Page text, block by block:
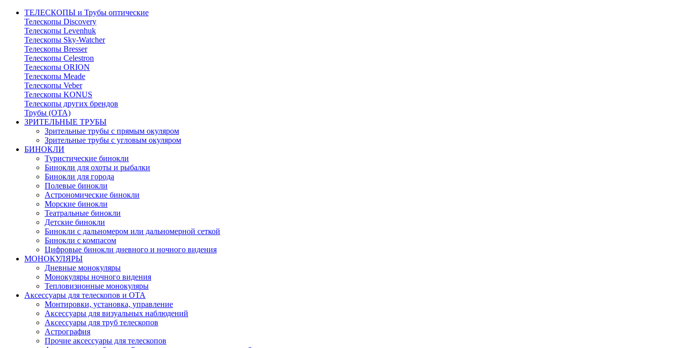
ТЕЛЕСКОПЫ и Трубы оптические
Телескопы Discovery
Телескопы Levenhuk
Телескопы Sky-Watcher
Телескопы Bresser
Телескопы Celestron
Телескопы ORION
Телескопы Meade
Телескопы Veber
Телескопы KONUS
Телескопы других брендов
Трубы (ОТА)
ЗРИТЕЛЬНЫЕ ТРУБЫ
Зрительные трубы с прямым окуляром
Зрительные трубы с угловым окуляром
БИНОКЛИ
Туристические бинокли
Бинокли для охоты и рыбалки
Бинокли для города
Полевые бинокли
Астрономические бинокли
Морские бинокли
Театральные бинокли
Детские бинокли
Бинокли с дальномером или дальномерной сеткой
Бинокли с компасом
Цифровые бинокли дневного и ночного видения
МОНОКУЛЯРЫ
Дневные монокуляры
Монокуляры ночного видения
Тепловизионные монокуляры
Аксессуары для телескопов и ОТА
Монтировки, установка, управление
Аксессуары для визуальных наблюдений
Аксессуары для труб телескопов
Астрография
Прочие аксессуары для телескопов